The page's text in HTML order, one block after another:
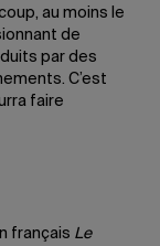
au moins le
de
par des
C’est
faire
français Le